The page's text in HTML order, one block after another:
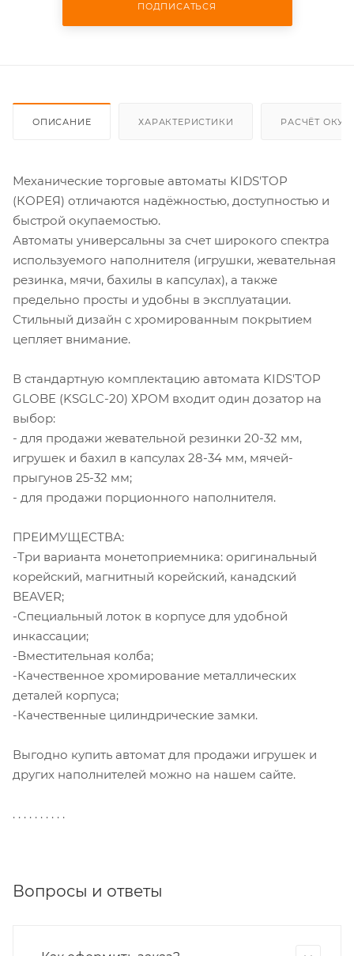
ПОДПИСАТЬСЯ
ОПИСАНИЕ ХАРАКТЕРИСТИКИ РАСЧЁТ
Механические торговые автоматы KIDS'TOP
(КОРЕЯ) отличаются надёжностью, доступностью и
быстрой окупаемостью.
Автоматы универсальны за счет широкого спектра
используемого наполнителя (игрушки, жевательная
резинка, мячи, бахилы в капсулах), а также
предельно просты и удобны в эксплуатации.
Стильный дизайн с хромированным покрытием
цепляет внимание.
В стандартную комплектацию автомата KIDS'TOP
GLOBE (KSGLC-20) ХРОМ входит один дозатор на
выбор:
- для продажи жевательной резинки 20-32 мм,
игрушек и бахил в капсулах 28-34 мм, мячей-
прыгунов 25-32 мм;
- для продажи порционного наполнителя.
ПРЕИМУЩЕСТВА:
-Три варианта монетоприемника: оригинальный
корейский, магнитный корейский, канадский
BEAVER;
-Специальный лоток в корпусе для удобной
инкассации;
-Вместительная колба;
-Качественное хромирование металлических
деталей корпуса;
-Качественные цилиндрические замки.
Выгодно купить автомат для продажи игрушек и
других наполнителей можно на нашем сайте.
. . . . . . . . . .
Вопросы и ответы